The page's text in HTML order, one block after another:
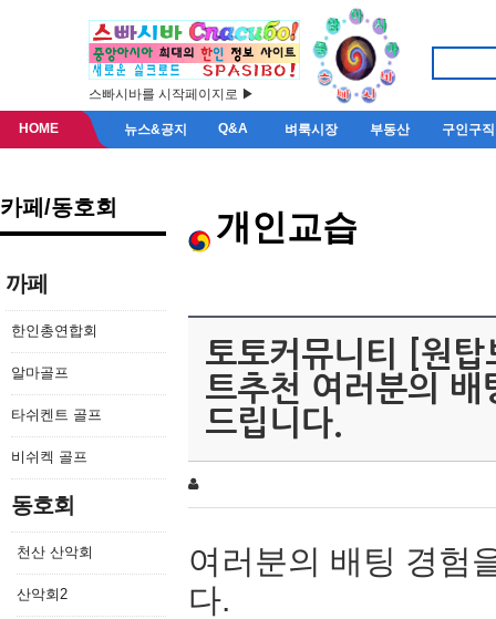
스빠시바를 시작페이지로 ▶
HOME 뉴스&공지 Q&A 벼룩시장 부동산 구인구직
카페/동호회
까페
한인총연합회
알마골프
타쉬켄트 골프
비쉬켁 골프
동호회
천산 산악회
산악회2
개인교습
토토커뮤니티 [원
트추천 여러분의 배
드립니다.
여러분의 배팅 경험
다.